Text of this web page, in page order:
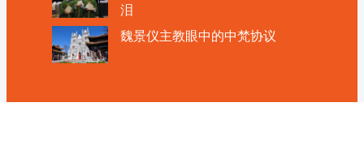
泪
魏景仪主教眼中的中梵协议